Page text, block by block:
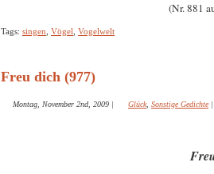
(Nr. 881
Tags: singen Vögel Vogelwelt
Freu dich (977)
Montag, November 2nd, 2009 | Glück, Sonstige Gedichte |